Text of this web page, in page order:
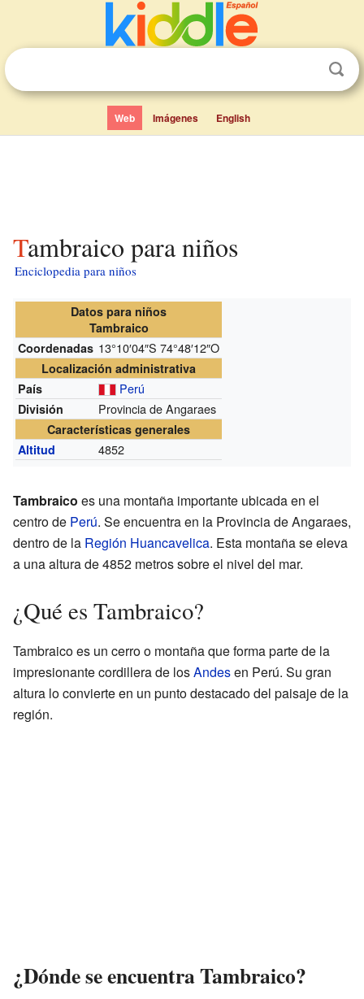
Web Imágenes English
Tambraico para niños
Enciclopedia para niños
Datos para niños
Tambraico
Coordenadas 13°10′04″S 74°48′12″O
Localización administrativa
País
Perú
División Provincia de Angaraes
Características generales
Altitud
4852
Tambraico es una montaña importante ubicada en el
centro de Perú. Se encuentra en la Provincia de Angaraes,
dentro de la Región Huancavelica. Esta montaña se eleva
a una altura de 4852 metros sobre el nivel del mar.
¿Qué es Tambraico?
Tambraico es un cerro o montaña que forma parte de la
impresionante cordillera de losAndesen Perú. Su gran
altura lo convierte en un punto destacado del paisaje de la
región.
¿Dónde se encuentra Tambraico?